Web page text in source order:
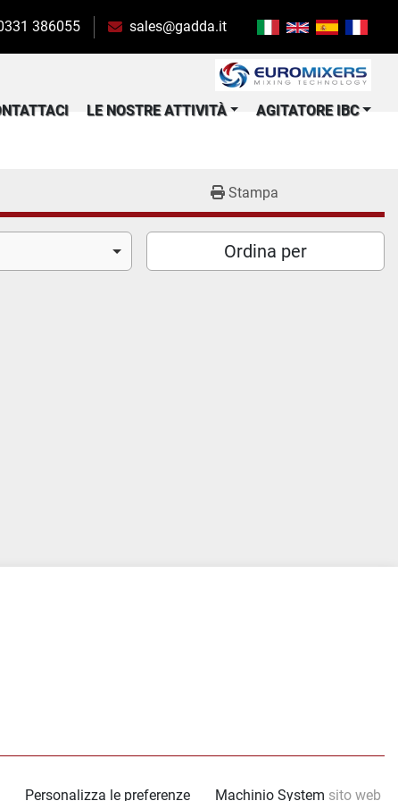
386055 sales@gadda.it
LE NOSTRE ATTIVITÀ AGITATORE IBC
Stampa
Ordina per
Personalizza le preferenze Machinio System sito web